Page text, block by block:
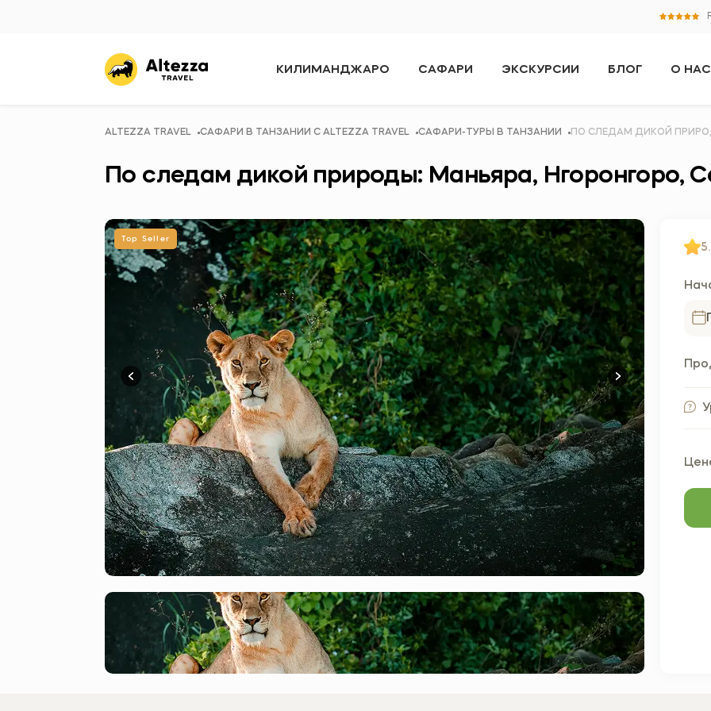
КИЛИМАНДЖАРО САФАРИ ЭКСКУРСИИ БЛОГ О НАС
ALTEZZA TRAVEL САФАРИ В ТАНЗАНИИ C ALTEZZA TRAVEL САФАРИ-ТУРЫ В ТАНЗАНИИ ПО СЛЕДАМ ДИКОЙ
По следам дикой природы: Маньяра, Нгоронгоро,
Top Seller